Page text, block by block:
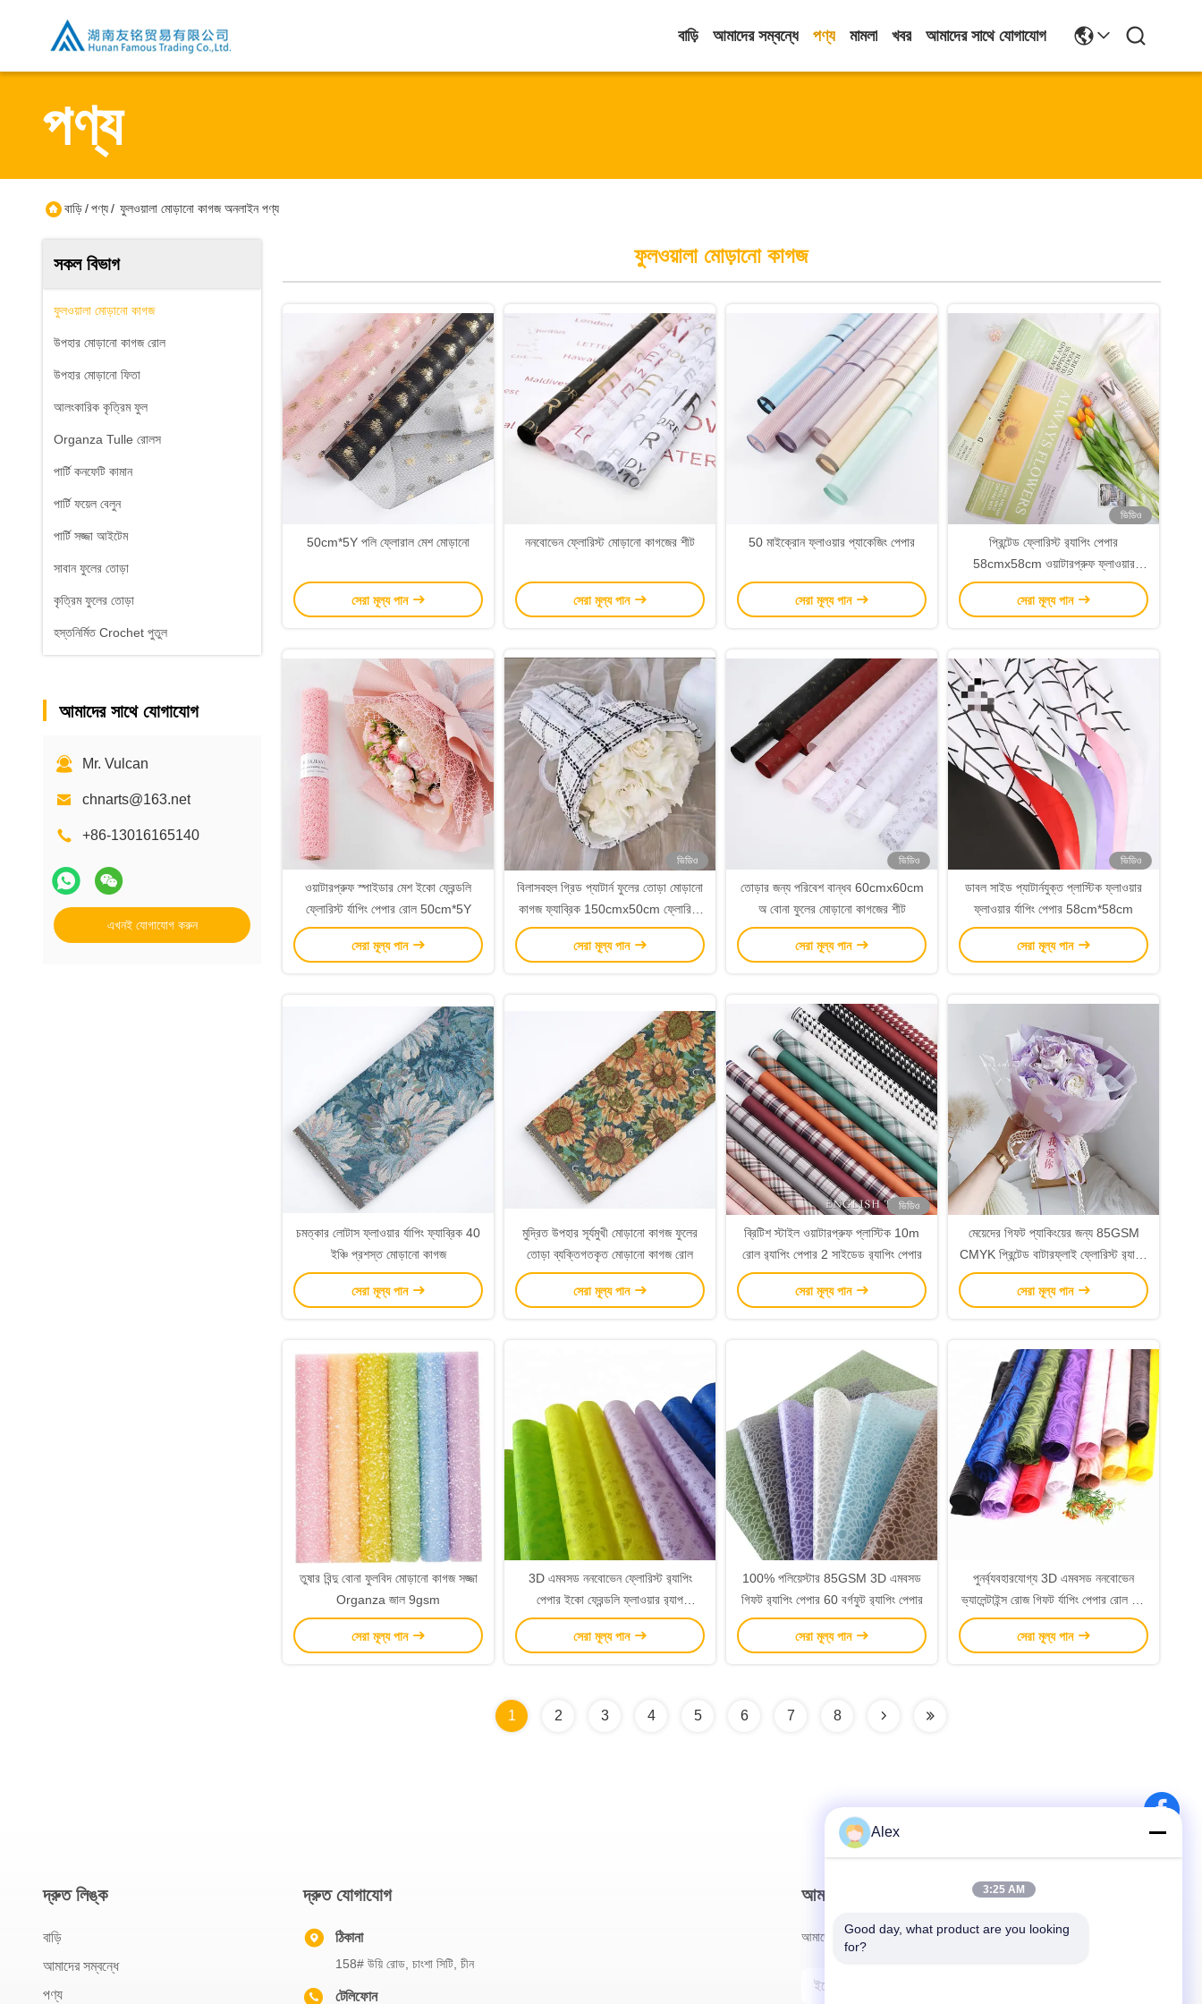
বাড়ি আমাদের সম্বন্ধে পণ্য মামলা খবর আমাদের সাথে যোগাযোগ
পণ্য
বাড়ি/পণ্য/ ফুলওয়ালা মোড়ানো কাগজ অনলাইন পণ্য
সকল বিভাগ
ফুলওয়ালা মোড়ানো কাগজ
উপহার মোড়ানো কাগজ রোল
উপহার মোড়ানো ফিতা
আলংকারিক কৃত্রিম ফুল
Organza Tulle রোলস
পার্টি কনফেটি কামান
পার্টি ফয়েল বেলুন
পার্টি সজ্জা আইটেম
সাবান ফুলের তোড়া
কৃত্রিম ফুলের তোড়া
হস্তনির্মিত Crochet পুতুল
আমাদের সাথে যোগাযোগ
Mr. Vulcan
chnarts@163.net
+86-13016165140
এখনই যোগাযোগ করুন
ফুলওয়ালা মোড়ানো কাগজ
50cm*5Y পলি ফ্লোরাল মেশ মোড়ানো
সেরা মূল্য পান
ননবোভেন ফ্লোরিস্ট মোড়ানো কাগজের শীট
সেরা মূল্য পান
50 মাইক্রোন ফ্লাওয়ার প্যাকেজিং পেপার
সেরা মূল্য পান
ভিডিও
প্রিন্টেড ফ্লোরিস্ট র‌্যাপিং পেপার
58cmx58cm ওয়াটারপ্রুফ ফ্লাওয়ার
র‌্যাপিং পেপার 80gsm
সেরা মূল্য পান
ওয়াটারপ্রুফ স্পাইডার মেশ ইকো ফ্রেন্ডলি
ফ্লোরিস্ট র্যাপিং পেপার রোল 50cm*5Y
সেরা মূল্য পান
ভিডিও
বিলাসবহুল গ্রিড প্যাটার্ন ফুলের তোড়া মোড়ানো
কাগজ ফ্যাব্রিক 150cmx50cm ফ্লোরিস্ট
প্যাকিং ফ্যাব্রিক
সেরা মূল্য পান
ভিডিও
তোড়ার জন্য পরিবেশ বান্ধব 60cmx60cm
অ বোনা ফুলের মোড়ানো কাগজের শীট
সেরা মূল্য পান
ভিডিও
ডাবল সাইড প্যাটার্নযুক্ত প্লাস্টিক ফ্লাওয়ার
ফ্লাওয়ার র্যাপিং পেপার 58cm*58cm
সেরা মূল্য পান
চমত্কার লোটাস ফ্লাওয়ার র্যাপিং ফ্যাব্রিক 40
ইঞ্চি প্রশস্ত মোড়ানো কাগজ
সেরা মূল্য পান
মুদ্রিত উপহার সূর্যমুখী মোড়ানো কাগজ ফুলের
তোড়া ব্যক্তিগতকৃত মোড়ানো কাগজ রোল
সেরা মূল্য পান
ভিডিও
ব্রিটিশ স্টাইল ওয়াটারপ্রুফ প্লাস্টিক 10m
রোল র‌্যাপিং পেপার 2 সাইডেড র‌্যাপিং পেপার
সেরা মূল্য পান
মেয়েদের গিফট প্যাকিংয়ের জন্য 85GSM
CMYK প্রিন্টেড বাটারফ্লাই ফ্লোরিস্ট র‌্যাপিং
পেপার রোলস
সেরা মূল্য পান
তুষার বিন্দু বোনা ফুলবিদ মোড়ানো কাগজ সজ্জা
Organza জাল 9gsm
সেরা মূল্য পান
3D এমবসড ননবোভেন ফ্লোরিস্ট র‍্যাপিং
পেপার ইকো ফ্রেন্ডলি ফ্লাওয়ার র‍্যাপ
58cm*10m
সেরা মূল্য পান
100% পলিয়েস্টার 85GSM 3D এমবসড
গিফট র‍্যাপিং পেপার 60 বর্গফুট র‍্যাপিং পেপার
সেরা মূল্য পান
পুনর্ব্যবহারযোগ্য 3D এমবসড ননবোভেন
ভ্যালেন্টাইন্স রোজ গিফট র্যাপিং পেপার রোল 58
সেমি
সেরা মূল্য পান
1 2 3 4 5 6 7 8
দ্রুত লিঙ্ক
বাড়ি
আমাদের সম্বন্ধে
পণ্য
দ্রুত যোগাযোগ
ঠিকানা
158# উয়ি রোড, চাংশা সিটি, চীন
টেলিফোন
আমাদের নিউজলেটার
আমাদের নিউজলেটারে সাবস্ক্রাইব করুন এবং আরও অনেক কিছু পেতে পারেন।
Alex
3:25 AM
Good day, what product are you looking
for?